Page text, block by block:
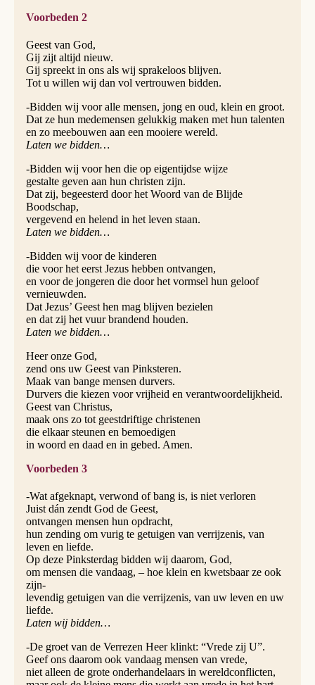
Voorbeden 2
Geest van God,
Gij zijt altijd nieuw.
Gij spreekt in ons als wij sprakeloos blijven.
Tot u willen wij dan vol vertrouwen bidden.
-Bidden wij voor alle mensen, jong en oud, klein en groot.
Dat ze hun medemensen gelukkig maken met hun talenten
en zo meebouwen aan een mooiere wereld.
Laten we bidden…
-Bidden wij voor hen die op eigentijdse wijze
gestalte geven aan hun christen zijn.
Dat zij, begeesterd door het Woord van de Blijde
Boodschap,
vergevend en helend in het leven staan.
Laten we bidden…
-Bidden wij voor de kinderen
die voor het eerst Jezus hebben ontvangen,
en voor de jongeren die door het vormsel hun geloof
vernieuwden.
Dat Jezus’ Geest hen mag blijven bezielen
en dat zij het vuur brandend houden.
Laten we bidden…
Heer onze God,
zend ons uw Geest van Pinksteren.
Maak van bange mensen durvers.
Durvers die kiezen voor vrijheid en verantwoordelijkheid.
Geest van Christus,
maak ons zo tot geestdriftige christenen
die elkaar steunen en bemoedigen
in woord en daad en in gebed. Amen.
Voorbeden 3
-Wat afgeknapt, verwond of bang is, is niet verloren
Juist dán zendt God de Geest,
ontvangen mensen hun opdracht,
hun zending om vurig te getuigen van verrijzenis, van
leven en liefde.
Op deze Pinksterdag bidden wij daarom, God,
om mensen die vandaag, – hoe klein en kwetsbaar ze ook
zijn-
levendig getuigen van die verrijzenis, van uw leven en uw
liefde.
Laten wij bidden…
-De groet van de Verrezen Heer klinkt: “Vrede zij U”.
Geef ons daarom ook vandaag mensen van vrede,
niet alleen de grote onderhandelaars in wereldconflicten,